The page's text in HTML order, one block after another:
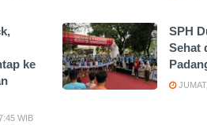
ke
WIB
SPH
Sehat